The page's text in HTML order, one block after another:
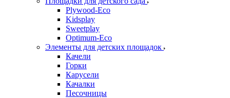
Plywood-Eco
Kidsplay
Sweetplay
Оptimum-Еco
Элементы для детских площадок
Качели
Горки
Карусели
Качалки
Песочницы